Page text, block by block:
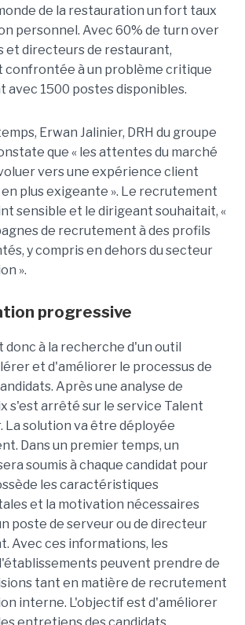
de la restauration un fort taux
personnel. Avec 60% de turn over
et directeurs de restaurant,
confrontée à un problème critique
avec 1500 postes disponibles.
Erwan Jalinier, DRH du groupe
que « les attentes du marché
vers une expérience client
plus exigeante ». Le recrutement
sensible et le dirigeant souhaitait, «
de recrutement à des profils
y compris en dehors du secteur
».
progressive
donc à la recherche d'un outil
et d'améliorer le processus de
Après une analyse de
s'est arrêté sur le service Talent
La solution va être déployée
Dans un premier temps, un
soumis à chaque candidat pour
les caractéristiques
et la motivation nécessaires
poste de serveur ou de directeur
Avec ces informations, les
peuvent prendre de
tant en matière de recrutement
interne. L'objectif est d'améliorer